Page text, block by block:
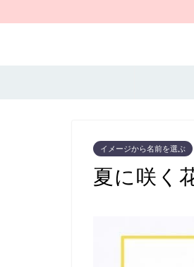
イメージから名前を選ぶ
夏に咲く